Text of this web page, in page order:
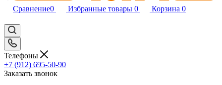
Сравнение0 Избранные товары 0 Корзина 0
Телефоны
+7 (912) 695-50-90
Заказать звонок